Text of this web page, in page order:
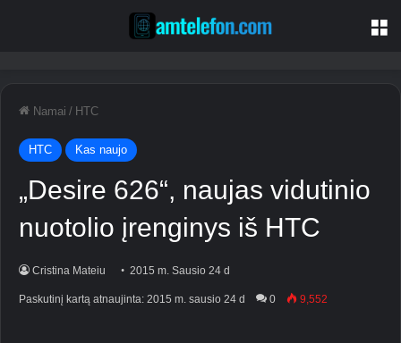
Namai / HTC
HTC Kas naujo
„Desire 626“, naujas vidutinio
nuotolio įrenginys iš HTC
Cristina Mateiu 2015 m. Sausio 24 d
Paskutinį kartą atnaujinta: 2015 m. sausio 24 d 0 9,552